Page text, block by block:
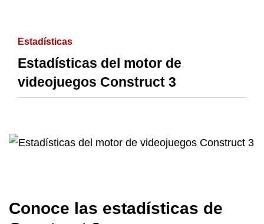
Estadísticas
Estadísticas del motor de
videojuegos Construct 3
Conoce las estadísticas de